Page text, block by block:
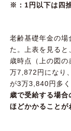
※：1円以下は四
老齢基礎年金の場
た。上表を見る
歳時点（上の図
万7,872円になり
が3万3,840円多く
歳で受給する場
ほどかかることが